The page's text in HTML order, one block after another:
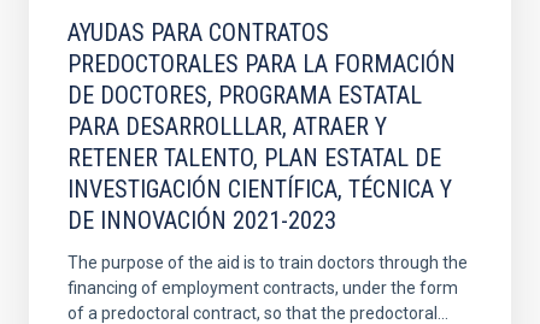
AYUDAS PARA CONTRATOS
PREDOCTORALES PARA LA FORMACIÓN
DE DOCTORES, PROGRAMA ESTATAL
PARA DESARROLLLAR, ATRAER Y
RETENER TALENTO, PLAN ESTATAL DE
INVESTIGACIÓN CIENTÍFICA, TÉCNICA Y
DE INNOVACIÓN 2021-2023
The purpose of the aid is to train doctors through the
financing of employment contracts, under the form
of a predoctoral contract, so that the predoctoral...